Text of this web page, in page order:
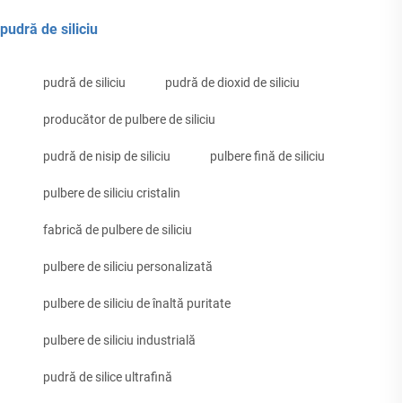
pudră de siliciu
pudră de siliciu pudră de dioxid de siliciu
producător de pulbere de siliciu
pudră de nisip de siliciu pulbere fină de siliciu
pulbere de siliciu cristalin
fabrică de pulbere de siliciu
pulbere de siliciu personalizată
pulbere de siliciu de înaltă puritate
pulbere de siliciu industrială
pudră de silice ultrafină